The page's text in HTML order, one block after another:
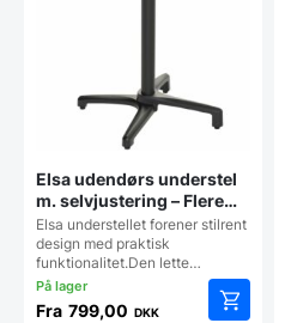
Elsa udendørs understel
m. selvjustering – Flere
farver
Elsa understellet forener stilrent
design med praktisk
funktionalitet.Den lette…
Fra 799,00 DKK